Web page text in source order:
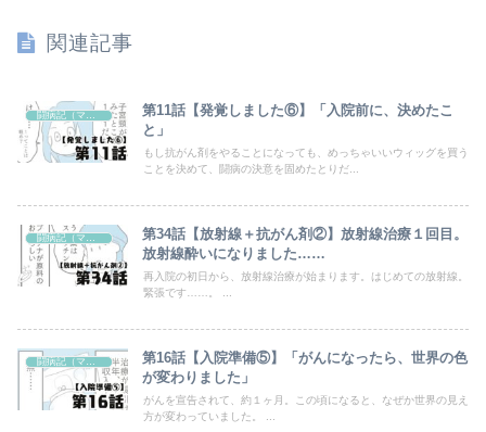
関連記事
第11話【発覚しました⑥】「入院前に、決めたこ
と」
もし抗がん剤をやることになっても、めっちゃいいウィッグを買う
ことを決めて、闘病の決意を固めたとりだ...
闘病記（マンガ）
第34話【放射線＋抗がん剤②】放射線治療１回目。
放射線酔いになりました……
再入院の初日から、放射線治療が始まります。はじめての放射線。
緊張です……。 ...
闘病記（マンガ）
第16話【入院準備⑤】「がんになったら、世界の色
が変わりました」
がんを宣告されて、約１ヶ月。この頃になると、なぜか世界の見え
方が変わっていました。 ...